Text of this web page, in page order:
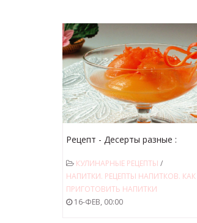
Рецепт - Десерты разные :
КУЛИНАРНЫЕ РЕЦЕПТЫ /
НАПИТКИ. РЕЦЕПТЫ НАПИТКОВ. КАК
ПРИГОТОВИТЬ НАПИТКИ
16-ФЕВ, 00:00